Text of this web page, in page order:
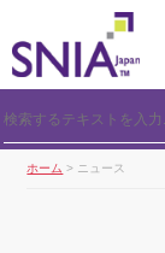
ホーム > ニュース